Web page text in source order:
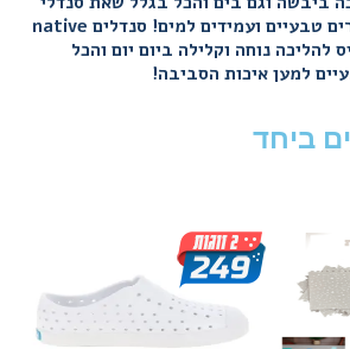
native מייצרים מחומרים טבעיים ועמידים למים! סנדלים native
להליכה נוחה וקלילה ביום יום והכל
למען איכות הסביבה!
ביחד